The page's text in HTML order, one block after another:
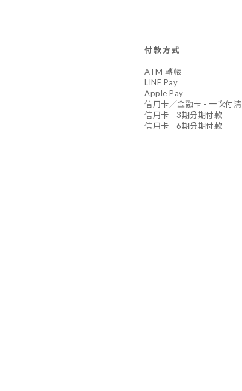
付款方式
ATM 轉帳
LINE Pay
Apple Pay
信用卡／金融卡 - 一次付清
信用卡 - 3期分期付款
信用卡 - 6期分期付款